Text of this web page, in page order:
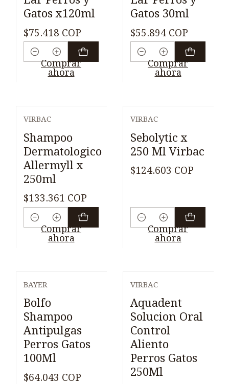
Gatos x120ml
$75.418 COP
Cantidad
Comprar
ahora
Gatos 30ml
$55.894 COP
Cantidad
Comprar
ahora
VIRBAC
Shampoo
Dermatologico
Allermyll x
250ml
$133.361 COP
Cantidad
Comprar
ahora
VIRBAC
Sebolytic x
250 Ml Virbac
$124.603 COP
Cantidad
Comprar
ahora
BAYER
Bolfo
Shampoo
Antipulgas
Perros Gatos
100Ml
$64.043 COP
VIRBAC
Aquadent
Solucion Oral
Control
Aliento
Perros Gatos
250Ml